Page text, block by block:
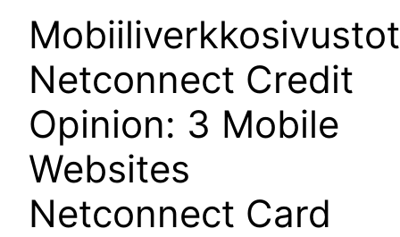
Mobiiliverkkosivustot
Netconnect Credit
Opinion: 3 Mobile
Websites
Netconnect Card